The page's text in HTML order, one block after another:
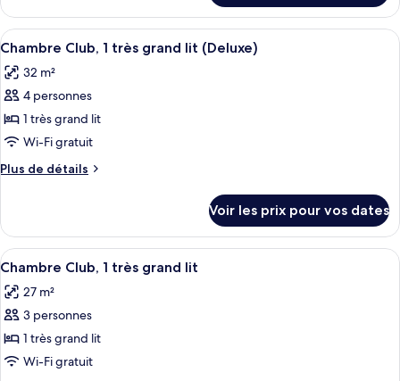
très
grand
lit
(Panorama)
le
type
de
Chambre
Club,
très
grand
(Panorama)
Afficher
toutes
les
photos
pour
ce
type
de
Chambre
Club,
1
très
grand
lit
(Deluxe)
Une chambre d’hôtel avec un
8
Chambre Club, 1 très grand lit (Deluxe)
32 m²
4 personnes
1 très grand lit
Wi-Fi gratuit
Plus de détails
Plus
le
type
de
Chambre
Club,
très
grand
Voir les prix pour vos dates
Afficher
toutes
les
photos
pour
ce
Une chambre d’hôtel avec un lit,
7
Chambre Club, 1 très grand lit
27 m²
3 personnes
1 très grand lit
Wi-Fi gratuit